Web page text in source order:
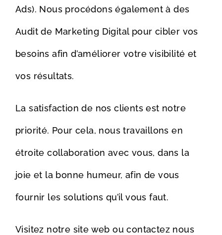
Ads). Nous procédons également à des
Audit de Marketing Digital pour cibler vos
besoins afin d’améliorer votre visibilité et
vos résultats.
La satisfaction de nos clients est notre
priorité. Pour cela, nous travaillons en
étroite collaboration avec vous, dans la
joie et la bonne humeur, afin de vous
fournir les solutions qu’il vous faut.
Visitez notre site web ou contactez nous